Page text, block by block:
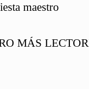
maestro
MÁS